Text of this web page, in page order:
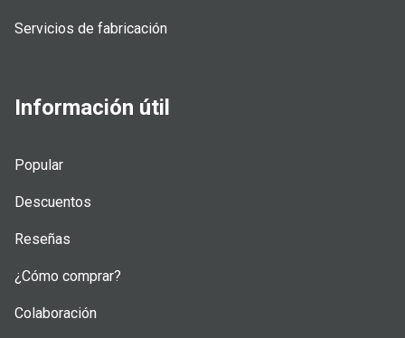
Servicios de fabricación
Información útil
Popular
Descuentos
Reseñas
¿Cómo comprar?
Colaboración